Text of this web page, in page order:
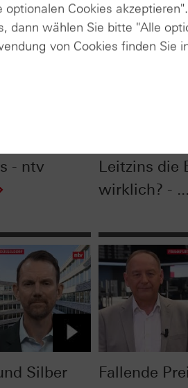
- ntv
Vor Fed-
Leitzins die
wirklich? - ...
Silber
Fallende
Cookies
dann wählen Sie bitte "Alle
von Cookies finden Sie